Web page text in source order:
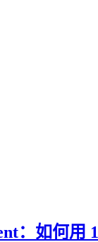
：如何用